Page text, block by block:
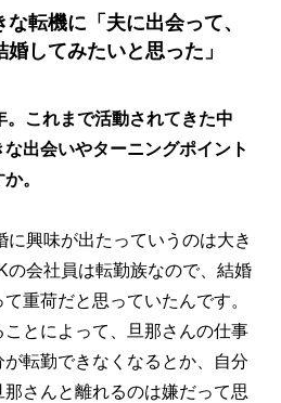
転機に「夫に出会って、
してみたいと思った」
これまで活動されてきた中
出会いやターニングポイント
。
に興味が出たっていうのは大き
の会社員は転勤族なので、結婚
重荷だと思っていたんです。
とによって、旦那さんの仕事
転勤できなくなるとか、自分
さんと離れるのは嫌だって思